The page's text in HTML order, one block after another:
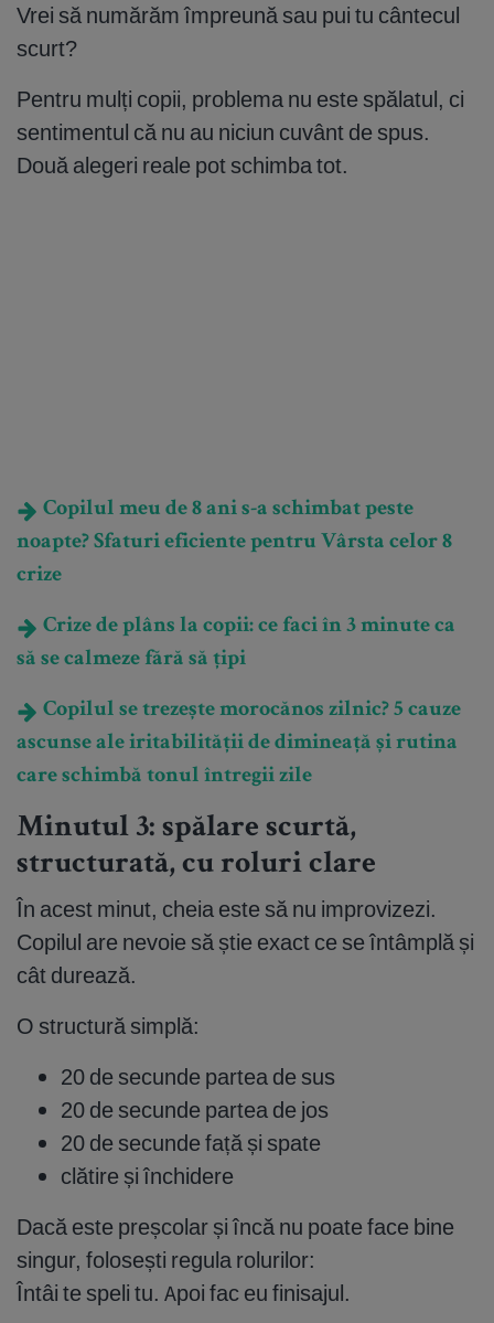
Vrei să numărăm împreună sau pui tu cântecul
scurt?
Pentru mulți copii, problema nu este spălatul, ci
sentimentul că nu au niciun cuvânt de spus.
Două alegeri reale pot schimba tot.
Copilul meu de 8 ani s-a schimbat peste
noapte? Sfaturi eficiente pentru Vârsta celor 8
crize
Crize de plâns la copii: ce faci în 3 minute ca
să se calmeze fără să țipi
Copilul se trezește morocănos zilnic? 5 cauze
ascunse ale iritabilității de dimineață și rutina
care schimbă tonul întregii zile
Minutul 3: spălare scurtă,
structurată, cu roluri clare
În acest minut, cheia este să nu improvizezi.
Copilul are nevoie să știe exact ce se întâmplă și
cât durează.
O structură simplă:
20 de secunde partea de sus
20 de secunde partea de jos
20 de secunde față și spate
clătire și închidere
Dacă este preșcolar și încă nu poate face bine
singur, folosești regula rolurilor:
Întâi te speli tu. Apoi fac eu finisajul.